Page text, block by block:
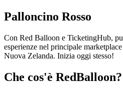
Palloncino Rosso
Con Red Balloon e TicketingHub,
esperienze nel principale
Nuova Zelanda. Inizia oggi stesso!
Che cos'è RedBalloon?